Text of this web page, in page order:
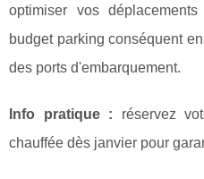
optimiser vos
budget parking conséquent
des ports d'embarquement.
Info pratique : réservez
chauffée dès janvier pour